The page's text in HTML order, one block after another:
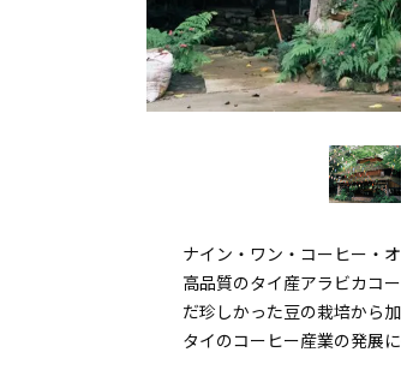
ナイン・ワン・コーヒー・
高品質のタイ産アラビカコ
だ珍しかった豆の栽培から
タイのコーヒー産業の発展